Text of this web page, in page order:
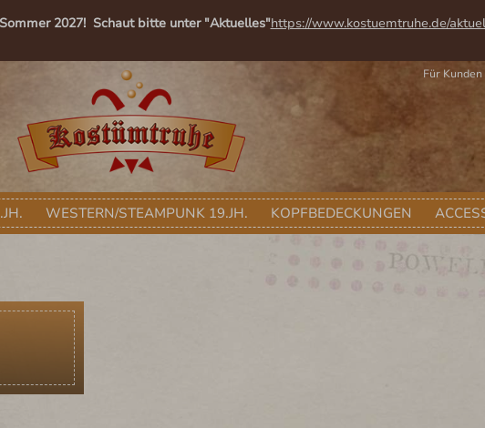
2027! Schaut bitte unter "Aktuelles"https://www.kostuemtruhe.de/
Für
WESTERN/STEAMPUNK 19.JH. KOPFBEDECKUNGEN